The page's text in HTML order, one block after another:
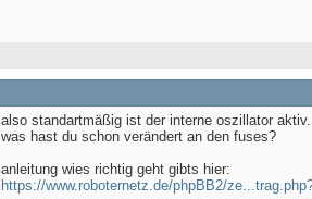
also standartmäßig ist der interne oszillator
was hast du schon verändert an den fuses?
anleitung wies richtig geht gibts hier:
https://www.roboternetz.de/phpBB2/